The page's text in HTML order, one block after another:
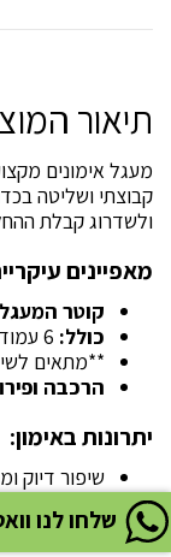
שלחו לנו
תיאור
מעגל אימונים
קבוצתי ושליטה
ולשדרוג קבלת
מאפיינים
קוטר
כולל:
**מתאים
הרכבה
יתרונות באימון:
שיפור דיוק
שיפור
מפתח משחק